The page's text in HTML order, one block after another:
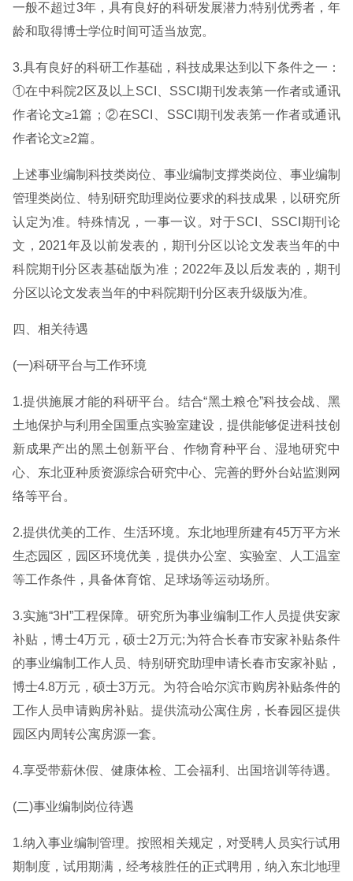
一般不超过3年，具有良好的科研发展潜力;特别优秀者，年
龄和取得博士学位时间可适当放宽。
3.具有良好的科研工作基础，科技成果达到以下条件之一：
①在中科院2区及以上SCI、SSCI期刊发表第一作者或通讯
作者论文≥1篇；②在SCI、SSCI期刊发表第一作者或通讯
作者论文≥2篇。
上述事业编制科技类岗位、事业编制支撑类岗位、事业编制
管理类岗位、特别研究助理岗位要求的科技成果，以研究所
认定为准。特殊情况，一事一议。对于SCI、SSCI期刊论
文，2021年及以前发表的，期刊分区以论文发表当年的中
科院期刊分区表基础版为准；2022年及以后发表的，期刊
分区以论文发表当年的中科院期刊分区表升级版为准。
四、相关待遇
(一)科研平台与工作环境
1.提供施展才能的科研平台。结合“黑土粮仓”科技会战、黑
土地保护与利用全国重点实验室建设，提供能够促进科技创
新成果产出的黑土创新平台、作物育种平台、湿地研究中
心、东北亚种质资源综合研究中心、完善的野外台站监测网
络等平台。
2.提供优美的工作、生活环境。东北地理所建有45万平方米
生态园区，园区环境优美，提供办公室、实验室、人工温室
等工作条件，具备体育馆、足球场等运动场所。
3.实施“3H”工程保障。研究所为事业编制工作人员提供安家
补贴，博士4万元，硕士2万元;为符合长春市安家补贴条件
的事业编制工作人员、特别研究助理申请长春市安家补贴，
博士4.8万元，硕士3万元。为符合哈尔滨市购房补贴条件的
工作人员申请购房补贴。提供流动公寓住房，长春园区提供
园区内周转公寓房源一套。
4.享受带薪休假、健康体检、工会福利、出国培训等待遇。
(二)事业编制岗位待遇
1.纳入事业编制管理。按照相关规定，对受聘人员实行试用
期制度，试用期满，经考核胜任的正式聘用，纳入东北地理